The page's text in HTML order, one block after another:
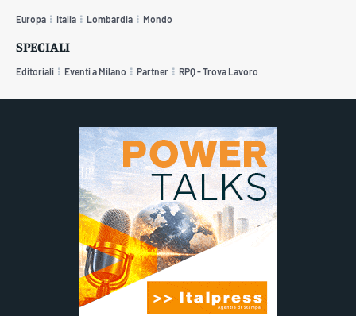
Europa Italia Lombardia Mondo
SPECIALI
Editoriali Eventi a Milano Partner RPQ - Trova Lavoro